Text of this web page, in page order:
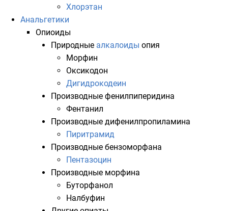
Хлорэтан
Анальгетики
Опиоиды
Природные алкалоиды опия
Морфин
Оксикодон
Дигидрокодеин
Производные фенилпиперидина
Фентанил
Производные дифенилпропиламина
Пиритрамид
Производные бензоморфана
Пентазоцин
Производные морфина
Буторфанол
Налбуфин